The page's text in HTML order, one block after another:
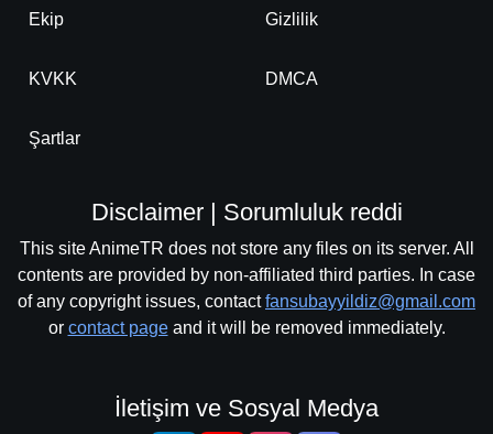
Ekip Gizlilik
KVKK DMCA
Şartlar
Disclaimer | Sorumluluk reddi
This site AnimeTR does not store any files on its server. All
contents are provided by non-affiliated third parties. In case
of any copyright issues, contactfansubayyildiz@gmail.com
or contact pageand it will be removed immediately.
İletişim ve Sosyal Medya